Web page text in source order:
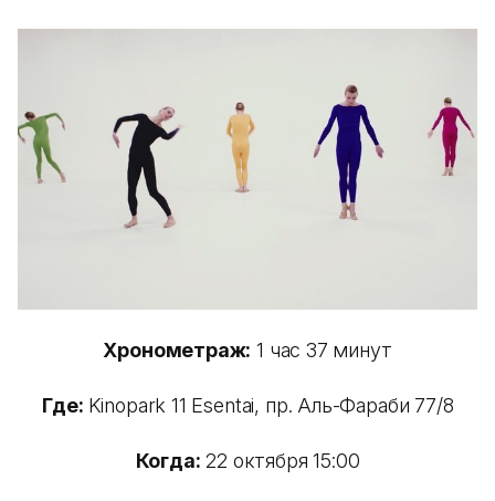
Хронометраж: 1 час 37 минут
Где: Kinopark 11 Esentai, пр. Аль-Фараби 77/8
Когда: 22 октября 15:00